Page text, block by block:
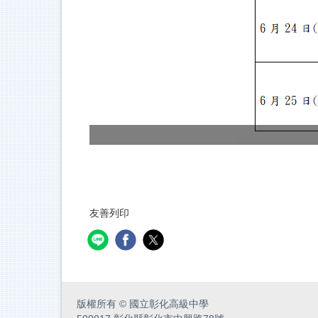
友善列印
版權所有 © 國立彰化高級中學